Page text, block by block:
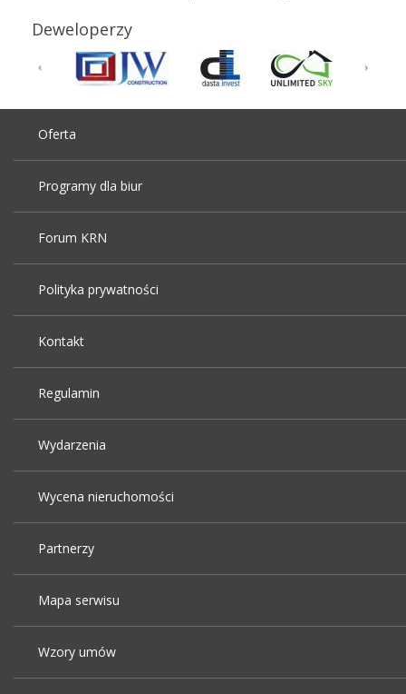
Deweloperzy
Oferta
Programy dla biur
Forum KRN
Polityka prywatności
Kontakt
Regulamin
Wydarzenia
Wycena nieruchomości
Partnerzy
Mapa serwisu
Wzory umów